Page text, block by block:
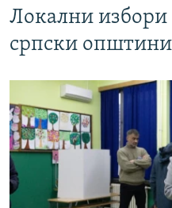
Локални избори
српски